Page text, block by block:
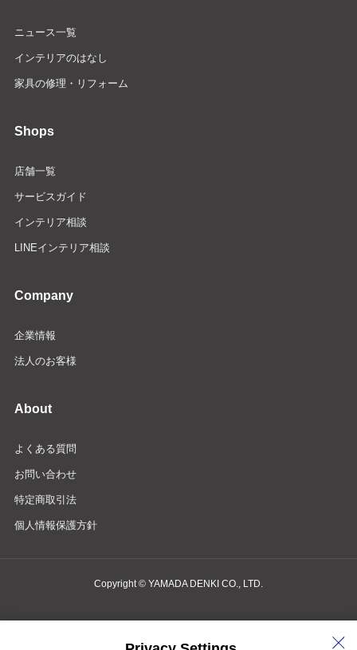
ニュース一覧
インテリアのはなし
家具の修理・リフォーム
Shops
店舗一覧
サービスガイド
インテリア相談
LINEインテリア相談
Company
企業情報
法人のお客様
About
よくある質問
お問い合わせ
特定商取引法
個人情報保護方針
Copyright © YAMADA DENKI CO., LTD.
商品検索・お問い合わせ